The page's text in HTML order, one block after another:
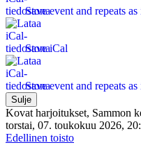
Save event and repeats as
Save iCal
Save event and repeats as
Sulje
Kovat harjoitukset, Sammon
torstai, 07. toukokuu 2026,
Edellinen toisto